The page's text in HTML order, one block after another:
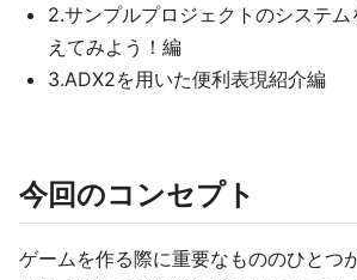
2.サンプルプロジェクトのシステ
えてみよう！編
3.ADX2を用いた便利表現紹介編
今回のコンセプト
ゲームを作る際に重要なもののひとつ